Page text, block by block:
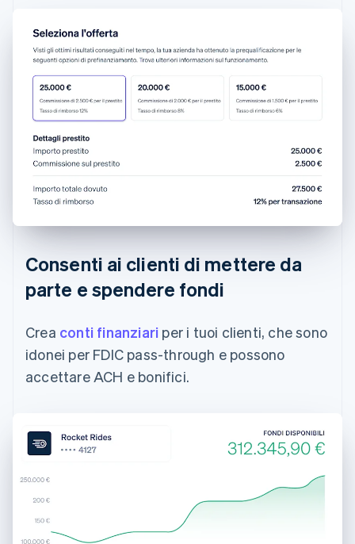
Consenti ai clienti di mettere da
parte e spendere fondi
Crea conti finanziari per i tuoi clienti, che sono
idonei per FDIC pass-through e possono
accettare ACH e bonifici.